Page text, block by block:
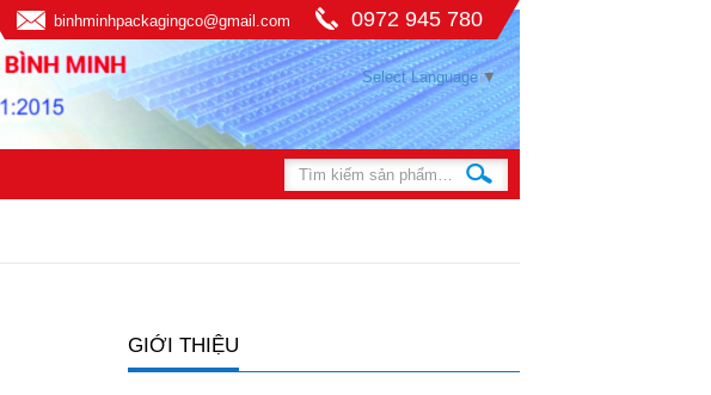
binhminhpackagingco@gmail.com 0972 945 780
Select Language ▼
GIỚI THIỆU